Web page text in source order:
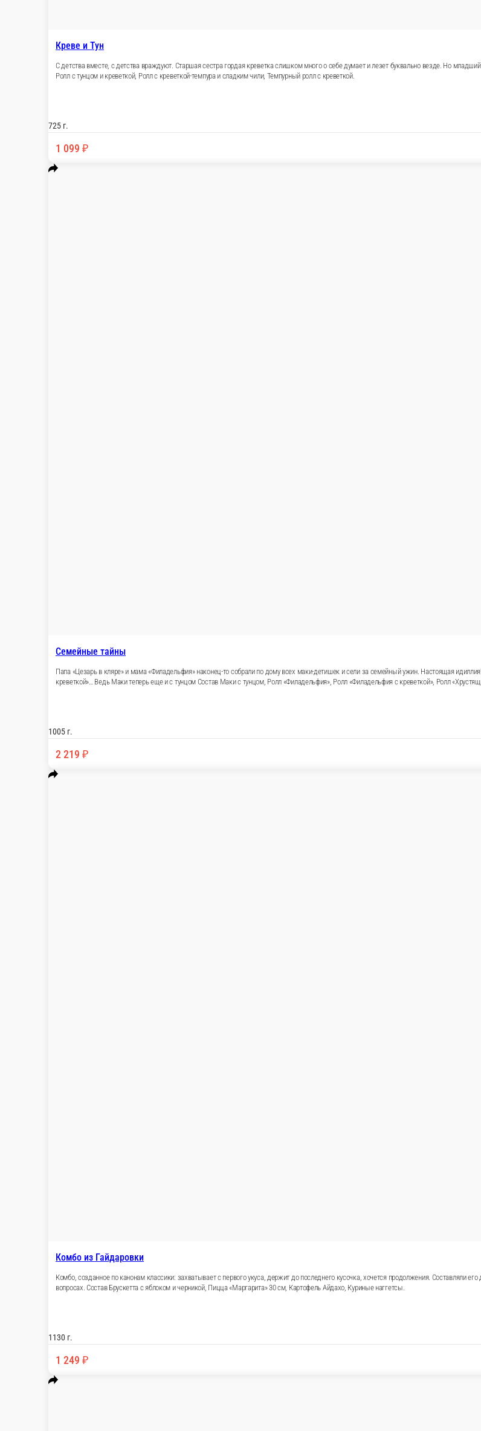
Креве и Тун
С детства вместе, с детства враждуют. Старшая сестра гордая креветка слишком много о
так прост, как кажется. Его встретишь только в самых элитных роллах. Состав Ролл с
725 г.
1 099 ₽
Семейные тайны
Папа «Цезарь в кляре» и мама «Филадельфия» наконец-то собрали по дому всех маки-
ничего, если бы папе вдруг не позвонила какая-то левая «Филадельфия с креветкой»…
1005 г.
2 219 ₽
Комбо из Гайдаровки
Комбо, созданное по канонам классики: захватывает с первого укуса, держит до последнего
читатели библиотеки Гайдаровка, а как известно, они редко ошибаются в важных вопросах.
1130 г.